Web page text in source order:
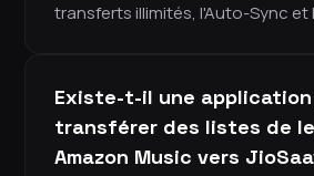
transferts illimités, l'Auto-Sync et
Existe-t-il une
transférer des listes de
Amazon Music vers